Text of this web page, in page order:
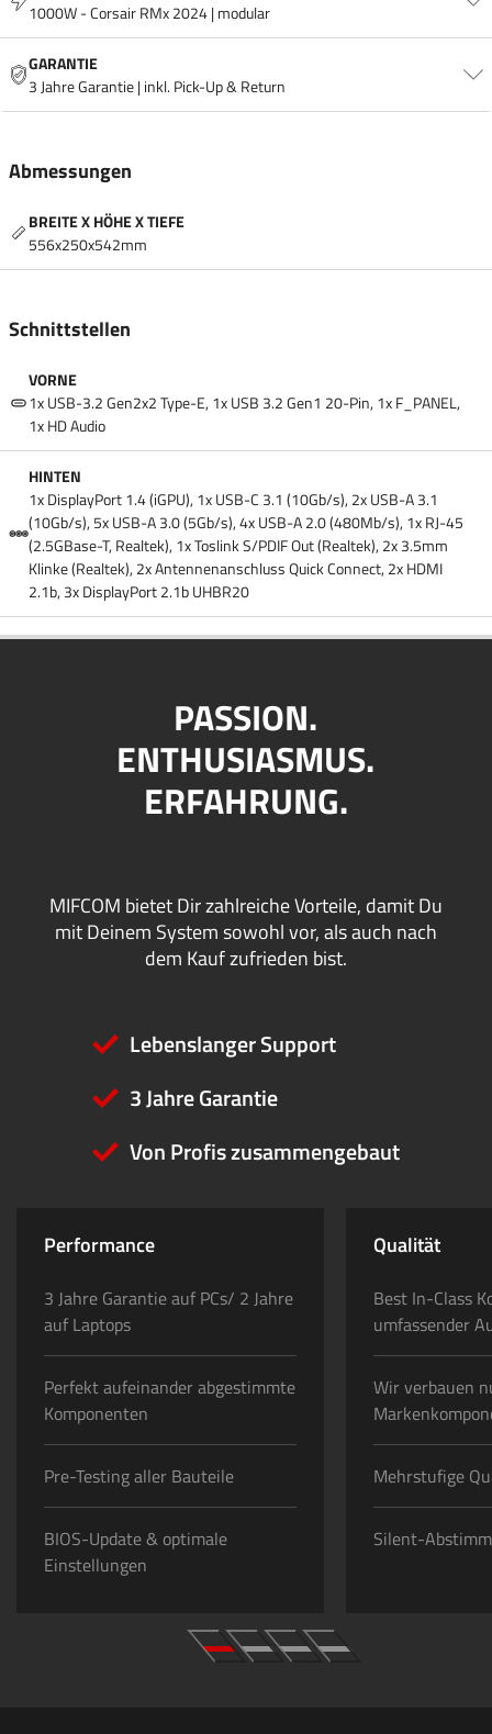
1000W - Corsair RMx 2024 | modular
GARANTIE
3 Jahre Garantie | inkl. Pick-Up & Return
Abmessungen
BREITE X HÖHE X TIEFE
556x250x542mm
Schnittstellen
VORNE
1x USB-3.2 Gen2x2 Type-E, 1x USB 3.2 Gen1 20-Pin, 1x F_PANEL,
1x HD Audio
HINTEN
1x DisplayPort 1.4 (iGPU), 1x USB-C 3.1 (10Gb/​s), 2x USB-A 3.1
(10Gb/​s), 5x USB-A 3.0 (5Gb/​s), 4x USB-A 2.0 (480Mb/​s), 1x RJ-45
(2.5GBase-T, Realtek), 1x Toslink S/​PDIF Out (Realtek), 2x 3.5mm
Klinke (Realtek), 2x Antennenanschluss Quick Connect, 2x HDMI
2.1b, 3x DisplayPort 2.1b UHBR20
PASSION.
ENTHUSIASMUS.
ERFAHRUNG.
MIFCOM bietet Dir zahlreiche Vorteile, damit Du
mit Deinem System sowohl vor, als auch nach
dem Kauf zufrieden bist.
Lebenslanger Support
3 Jahre Garantie
Von Profis zusammengebaut
Performance
3 Jahre Garantie auf PCs/ 2 Jahre
auf Laptops
Perfekt aufeinander abgestimmte
Komponenten
Pre-Testing aller Bauteile
BIOS-Update & optimale
Einstellungen
Qualität
Best In-Class
umfassender
Wir verbauen
Mehrstufige
Silent-